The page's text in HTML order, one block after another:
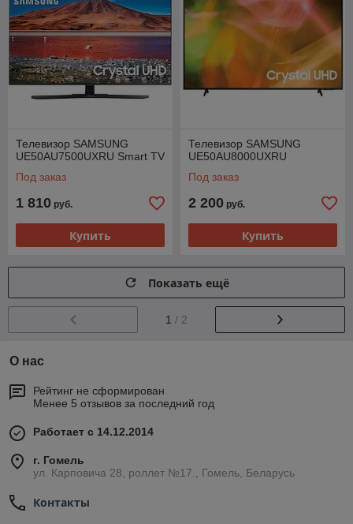
Телевизор SAMSUNG
UE50AU7500UXRU Smart TV
Под заказ
1 810 руб.
Купить
Телевизор SAMSUNG
UE50AU8000UXRU
Под заказ
2 200 руб.
Купить
Показать ещё
1 / 2
О нас
Рейтинг не сформирован
Менее 5 отзывов за последний год
Работает с 14.12.2014
г. Гомель
ул. Карповича 28, роллет №17., Гомель, Беларусь
Контакты